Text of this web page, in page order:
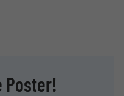
Poster!